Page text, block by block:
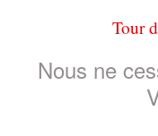
Tour
Nous ne